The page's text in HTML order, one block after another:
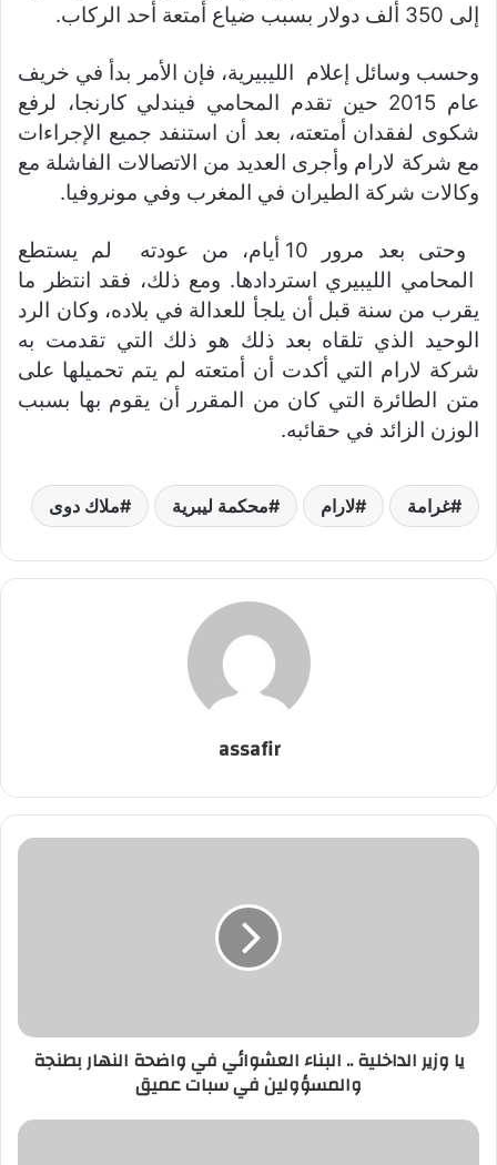
إلى 350 ألف دولار بسبب ضياع أمتعة أحد الركاب.
وحسب وسائل إعلام الليبيرية، فإن الأمر بدأ في خريف
عام 2015 حين تقدم المحامي فيندلي كارنجا، لرفع
شكوى لفقدان أمتعته، بعد أن استنفد جميع الإجراءات
مع شركة لارام وأجرى العديد من الاتصالات الفاشلة مع
وكالات شركة الطيران في المغرب وفي مونروفيا.
وحتى بعد مرور 10 أيام، من عودته لم يستطع
المحامي الليبيري استردادها. ومع ذلك، فقد انتظر ما
يقرب من سنة قبل أن يلجأ للعدالة في بلاده، وكان الرد
الوحيد الذي تلقاه بعد ذلك هو ذلك التي تقدمت به
شركة لارام التي أكدت أن أمتعته لم يتم تحميلها على
متن الطائرة التي كان من المقرر أن يقوم بها بسبب
الوزن الزائد في حقائبه.
غرامة لارام محكمة ليبرية ملاك دوى
assafir
يا
النهار
بطنجة
سبات
يا وزير الداخلية .. البناء العشوائي في واضحة النهار بطنجة
والمسؤولين في سبات عميق
مواجهة